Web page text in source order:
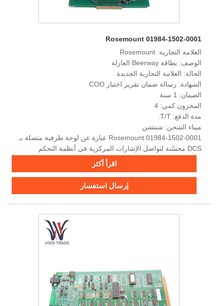
Rosemount 01984-1502-0001
العلامة التجارية: Rosemount
الوصف: بطاقة Beerway العازلة
الحالة: العلامة التجارية الجديدة
الشهادة: رسالة ضمان تقرير اختبار COO
الضمان: 1 سنة
المخزون كمي: 4
مدة الدفع: T/T.
ميناء الشحن: شنتشن
Rosemount 01984-1502-0001 عبارة عن لوحة طرفية متصلة بـ
DCS محسّنة لتواصل الإشارات المركزية في أنظمة التحكم
اقرأ أكثر
إرسال استفسار